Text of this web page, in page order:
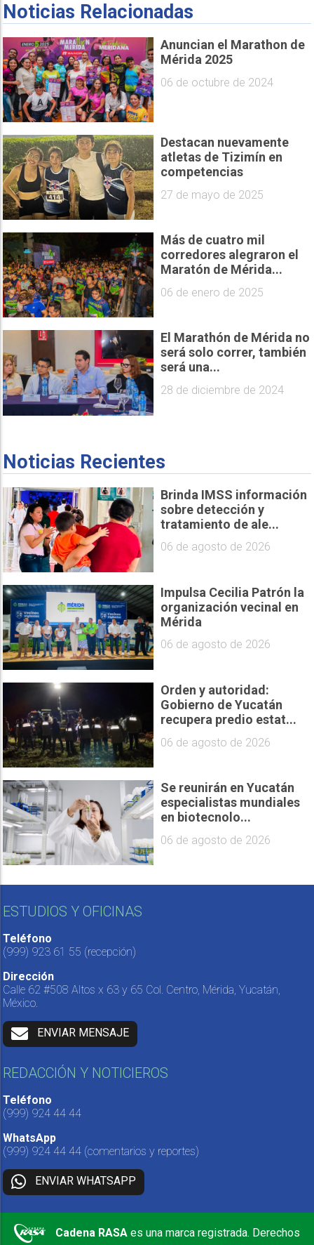
Noticias Relacionadas
Anuncian el Marathon de
Mérida 2025
06 de octubre de 2024
Destacan nuevamente
atletas de Tizimín en
competencias
27 de mayo de 2025
Más de cuatro mil
corredores alegraron el
Maratón de Mérida...
06 de enero de 2025
El Marathón de Mérida no
será solo correr, también
será una...
28 de diciembre de 2024
Noticias Recientes
Brinda IMSS información
sobre detección y
tratamiento de ale...
06 de agosto de 2026
Impulsa Cecilia Patrón la
organización vecinal en
Mérida
06 de agosto de 2026
Orden y autoridad:
Gobierno de Yucatán
recupera predio estat...
06 de agosto de 2026
Se reunirán en Yucatán
especialistas mundiales
en biotecnolo...
06 de agosto de 2026
ESTUDIOS Y OFICINAS
Teléfono
(999) 923 61 55 (recepción)
Dirección
Calle 62 #508 Altos x 63 y 65 Col. Centro, Mérida, Yucatán,
México.
ENVIAR MENSAJE
REDACCIÓN Y NOTICIEROS
Teléfono
(999) 924 44 44
WhatsApp
(999) 924 44 44 (comentarios y reportes)
ENVIAR WHATSAPP
Cadena RASA es una marca registrada. Derechos